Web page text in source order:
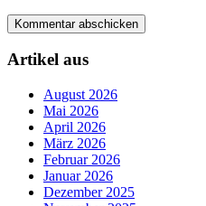
Artikel aus
August 2026
Mai 2026
April 2026
März 2026
Februar 2026
Januar 2026
Dezember 2025